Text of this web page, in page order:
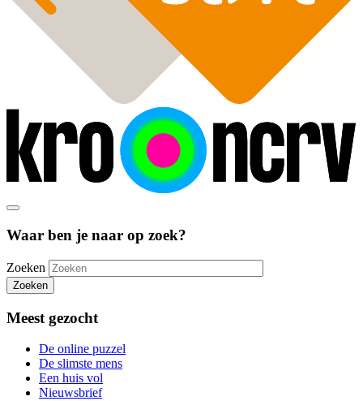
Waar ben je naar op zoek?
Zoeken
Zoeken
Meest gezocht
De online puzzel
De slimste mens
Een huis vol
Nieuwsbrief